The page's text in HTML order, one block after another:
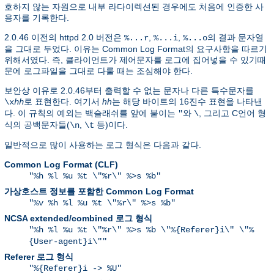
호하지 않는 자원으로 내부 라다이렉션된 경우에도 처음에 인증한 사
용자를 기록한다.
2.0.46 이전의 httpd 2.0 버전은 %...r, %...i, %...o의 결과 문자열
을 그대로 두었다. 이유는 Common Log Format의 요구사항을 따르기
위해서였다. 즉, 클라이언트가 제어문자를 로그에 집어넣을 수 있기때
문에 로그파일을 그대로 다룰 때는 조심해야 한다.
보안상 이유로 2.0.46부터 출력할 수 없는 문자나 다른 특수문자를
\xhh로 표현한다. 여기서 hh는 해당 바이트의 16진수 표현을 나타낸
다. 이 규칙의 예외는 백슬래쉬를 앞에 붙이는 "와 \, 그리고 C언어 형
식의 공백문자들(\n, \t 등)이다.
일반적으로 많이 사용하는 로그 형식은 다음과 같다.
Common Log Format (CLF)
"%h %l %u %t \"%r\" %>s %b"
가상호스트 정보를 포함한 Common Log Format
"%v %h %l %u %t \"%r\" %>s %b"
NCSA extended/combined 로그 형식
"%h %l %u %t \"%r\" %>s %b \"%{Referer}i\" \"%
{User-agent}i\""
Referer 로그 형식
"%{Referer}i -> %U"